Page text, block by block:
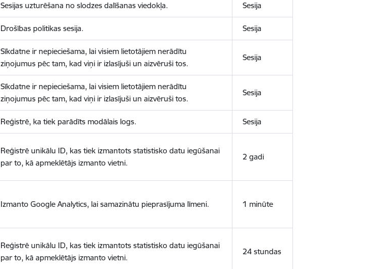
Sesijas uzturēšana no slodzes dalīšanas viedokļa. Sesija
Drošības politikas sesija. Sesija
Sīkdatne ir nepieciešama, lai visiem lietotājiem nerādītu
ziņojumus pēc tam, kad viņi ir izlasījuši un aizvēruši tos.
Sesija
Sīkdatne ir nepieciešama, lai visiem lietotājiem nerādītu
ziņojumus pēc tam, kad viņi ir izlasījuši un aizvēruši tos.
Sesija
Reģistrē, ka tiek parādīts modālais logs. Sesija
Reģistrē unikālu ID, kas tiek izmantots statistisko datu iegūšanai
par to, kā apmeklētājs izmanto vietni.
2 gadi
Izmanto Google Analytics, lai samazinātu pieprasījuma līmeni. 1 minūte
Reģistrē unikālu ID, kas tiek izmantots statistisko datu iegūšanai
par to, kā apmeklētājs izmanto vietni.
24 stundas